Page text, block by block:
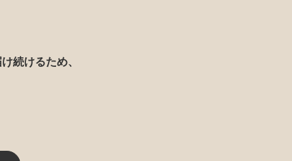
続けるため、